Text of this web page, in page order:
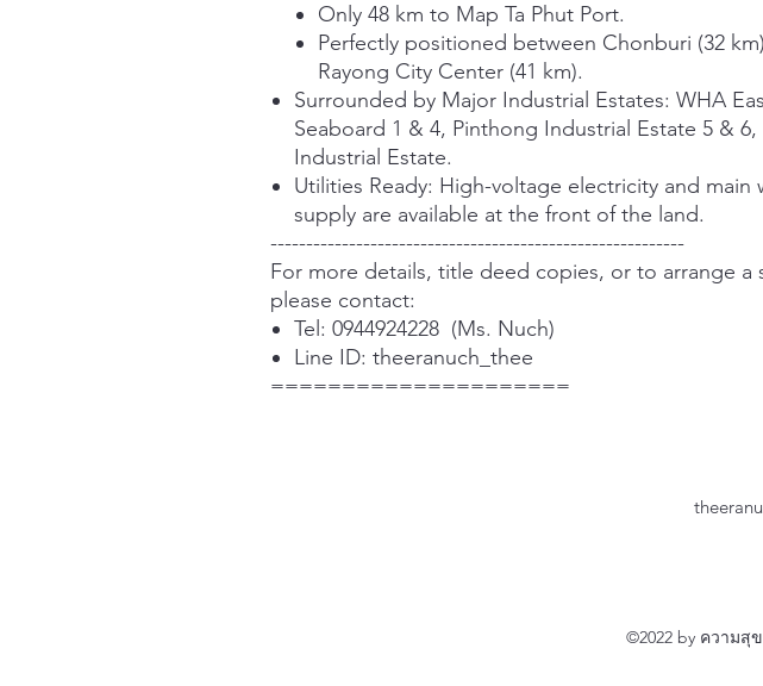
Only 48 km to Map Ta Phut Port.
Perfectly positioned between Chonburi (32
Rayong City Center (41 km).
Surrounded by Major Industrial Estates: WHA
Seaboard 1 & 4, Pinthong Industrial Estate 5 & 6,
Industrial Estate.
Utilities Ready: High-voltage electricity and main
supply are available at the front of the land.
----------------------------------------------------------
For more details, title deed copies, or to arrange a
please contact:
Tel: 0944924228 (Ms. Nuch)
Line ID: theeranuch_thee
=====================
©2022 by ความสุ